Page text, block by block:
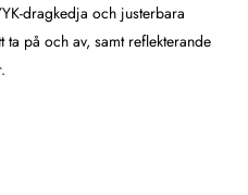
dragkedja och justerbara
på och av, samt reflekterande